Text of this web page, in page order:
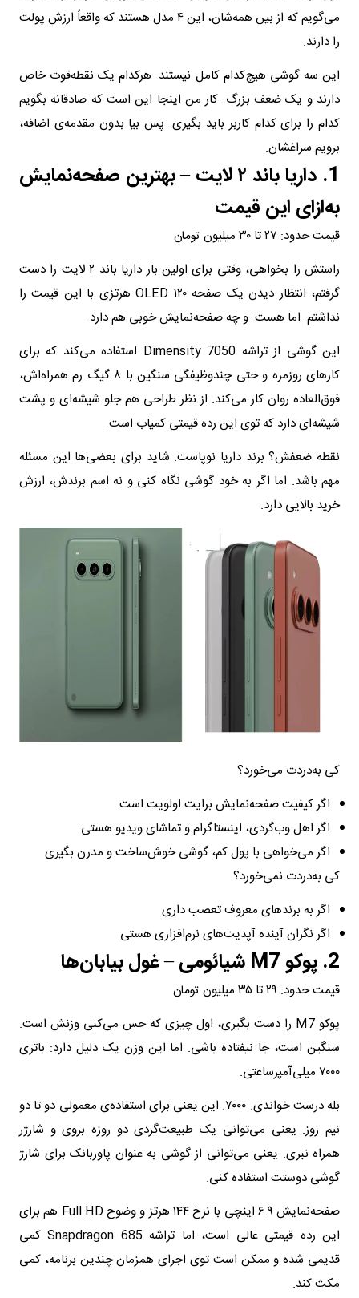
می‌گویم که از بین همه‌شان، این ۴ مدل هستند که واقعاً ارزش پولت
را دارند.
این سه گوشی هیچ‌کدام کامل نیستند. هرکدام یک نقطه‌قوت خاص
دارند و یک ضعف بزرگ. کار من اینجا این است که صادقانه بگویم
کدام را برای کدام کاربر باید بگیری. پس بیا بدون مقدمه‌ی اضافه،
برویم سراغشان.
1. داریا باند ۲ لایت – بهترین صفحه‌نمایش
به‌ازای این قیمت
قیمت حدود: ۲۷ تا ۳۰ میلیون تومان
راستش را بخواهی، وقتی برای اولین بار داریا باند ۲ لایت را دست
گرفتم، انتظار دیدن یک صفحه OLED ۱۲۰ هرتزی با این قیمت را
نداشتم. اما هست. و چه صفحه‌نمایش خوبی هم دارد.
این گوشی از تراشه Dimensity 7050 استفاده می‌کند که برای
کارهای روزمره و حتی چندوظیفگی سنگین با ۸ گیگ رم همراه‌اش،
فوق‌العاده روان کار می‌کند. از نظر طراحی هم جلو شیشه‌ای و پشت
شیشه‌ای دارد که توی این رده قیمتی کمیاب است.
نقطه ضعفش؟ برند داریا نوپاست. شاید برای بعضی‌ها این مسئله
مهم باشد. اما اگر به خود گوشی نگاه کنی و نه اسم برندش، ارزش
خرید بالایی دارد.
کی به‌دردت می‌خورد؟
اگر کیفیت صفحه‌نمایش برایت اولویت است
اگر اهل وب‌گردی، اینستاگرام و تماشای ویدیو هستی
اگر می‌خواهی با پول کم، گوشی خوش‌ساخت و مدرن بگیری
کی به‌دردت نمی‌خورد؟
اگر به برندهای معروف تعصب داری
اگر نگران آینده آپدیت‌های نرم‌افزاری هستی
2. پوکو M7 شیائومی – غول بیابان‌ها
قیمت حدود: ۲۹ تا ۳۵ میلیون تومان
پوکو M7 را دست بگیری، اول چیزی که حس می‌کنی وزنش است.
سنگین است، جا نیفتاده باشی. اما این وزن یک دلیل دارد: باتری
۷۰۰۰ میلی‌آمپرساعتی.
بله درست خواندی. ۷۰۰۰. این یعنی برای استفاده‌ی معمولی دو تا دو
نیم روز. یعنی می‌توانی یک طبیعت‌گردی دو روزه بروی و شارژر
همراه نبری. یعنی می‌توانی از گوشی به عنوان پاوربانک برای شارژ
گوشی دوستت استفاده کنی.
صفحه‌نمایش ۶.۹ اینچی با نرخ ۱۴۴ هرتز و وضوح Full HD هم برای
این رده قیمتی عالی است، اما تراشه Snapdragon 685 کمی
قدیمی شده و ممکن است توی اجرای همزمان چندین برنامه، کمی
مکث کند.